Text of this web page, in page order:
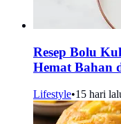
Resep Bolu
Hemat Bahan
Lifestyle•15 hari